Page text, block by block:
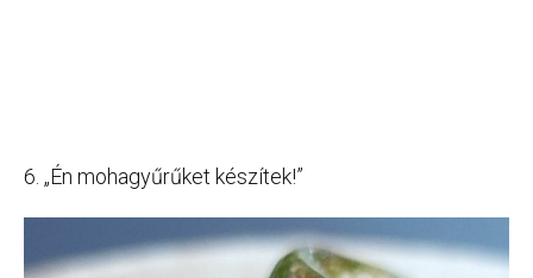
6. „Én mohagyűrűket készítek!”